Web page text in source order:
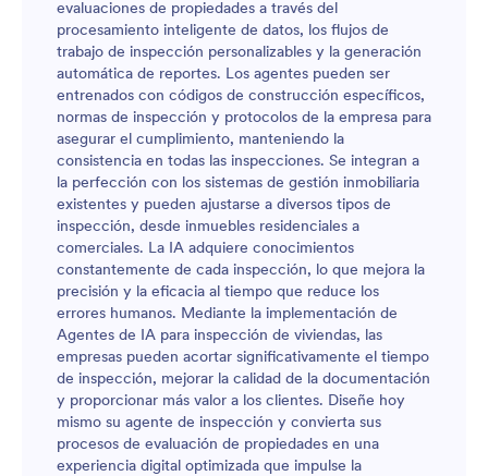
evaluaciones de propiedades a través del
procesamiento inteligente de datos, los flujos de
trabajo de inspección personalizables y la generación
automática de reportes. Los agentes pueden ser
entrenados con códigos de construcción específicos,
normas de inspección y protocolos de la empresa para
asegurar el cumplimiento, manteniendo la
consistencia en todas las inspecciones. Se integran a
la perfección con los sistemas de gestión inmobiliaria
existentes y pueden ajustarse a diversos tipos de
inspección, desde inmuebles residenciales a
comerciales. La IA adquiere conocimientos
constantemente de cada inspección, lo que mejora la
precisión y la eficacia al tiempo que reduce los
errores humanos. Mediante la implementación de
Agentes de IA para inspección de viviendas, las
empresas pueden acortar significativamente el tiempo
de inspección, mejorar la calidad de la documentación
y proporcionar más valor a los clientes. Diseñe hoy
mismo su agente de inspección y convierta sus
procesos de evaluación de propiedades en una
experiencia digital optimizada que impulse la